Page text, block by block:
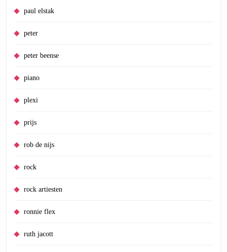
paul elstak
peter
peter beense
piano
plexi
prijs
rob de nijs
rock
rock artiesten
ronnie flex
ruth jacott